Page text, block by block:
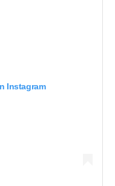
Instagram